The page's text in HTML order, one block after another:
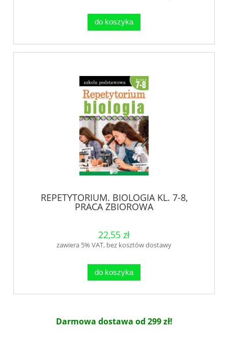
do koszyka
REPETYTORIUM. BIOLOGIA KL. 7-8,
PRACA ZBIOROWA
22,55 zł
zawiera 5% VAT, bez kosztów dostawy
do koszyka
Darmowa dostawa od 299 zł!